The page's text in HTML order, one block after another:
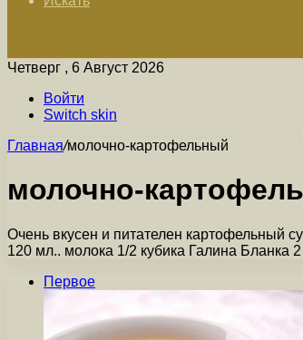
Четверг , 6 Август 2026
Войти
Switch skin
Главная/молочно-картофельный
молочно-
Очень вкусен и питателен картофельный
120 мл.. молока 1/2 кубика Галина Бланка
Первое